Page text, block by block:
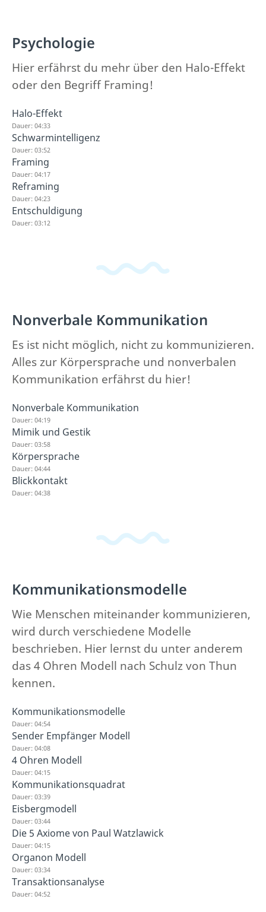
Psychologie
Hier erfährst du mehr über den Halo-Effekt
oder den Begriff Framing!
Halo-Effekt
Dauer: 04:33
Schwarmintelligenz
Dauer: 03:52
Framing
Dauer: 04:17
Reframing
Dauer: 04:23
Entschuldigung
Dauer: 03:12
Nonverbale Kommunikation
Es ist nicht möglich, nicht zu kommunizieren.
Alles zur Körpersprache und nonverbalen
Kommunikation erfährst du hier!
Nonverbale Kommunikation
Dauer: 04:19
Mimik und Gestik
Dauer: 03:58
Körpersprache
Dauer: 04:44
Blickkontakt
Dauer: 04:38
Kommunikationsmodelle
Wie Menschen miteinander kommunizieren,
wird durch verschiedene Modelle
beschrieben. Hier lernst du unter anderem
das 4 Ohren Modell nach Schulz von Thun
kennen.
Kommunikationsmodelle
Dauer: 04:54
Sender Empfänger Modell
Dauer: 04:08
4 Ohren Modell
Dauer: 04:15
Kommunikationsquadrat
Dauer: 03:39
Eisbergmodell
Dauer: 03:44
Die 5 Axiome von Paul Watzlawick
Dauer: 04:15
Organon Modell
Dauer: 03:34
Transaktionsanalyse
Dauer: 04:52